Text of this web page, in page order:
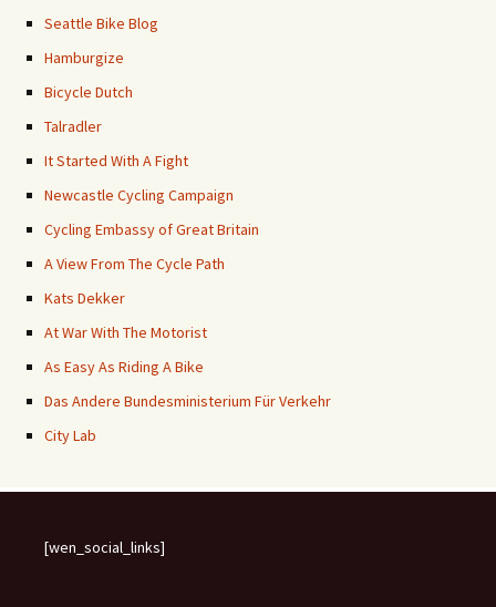
Seattle Bike Blog
Hamburgize
Bicycle Dutch
Talradler
It Started With A Fight
Newcastle Cycling Campaign
Cycling Embassy of Great Britain
A View From The Cycle Path
Kats Dekker
At War With The Motorist
As Easy As Riding A Bike
Das Andere Bundesministerium Für Verkehr
City Lab
[wen_social_links]